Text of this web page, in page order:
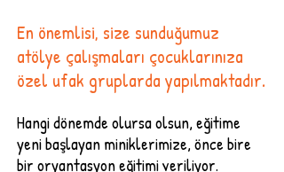
En önemlisi, size sunduğumuz
atölye çalışmaları çocuklarınıza
özel ufak gruplarda yapılmaktadır.
Hangi dönemde olursa olsun, eğitime
yeni başlayan miniklerimize, önce bire
bir oryantasyon eğitimi veriliyor.